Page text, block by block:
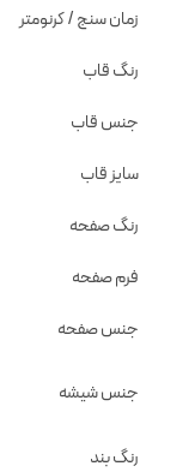
زمان سنج / کرنومتر
رنگ قاب
جنس قاب
سایز قاب
رنگ صفحه
فرم صفحه
جنس صفحه
جنس شیشه
رنگ بند